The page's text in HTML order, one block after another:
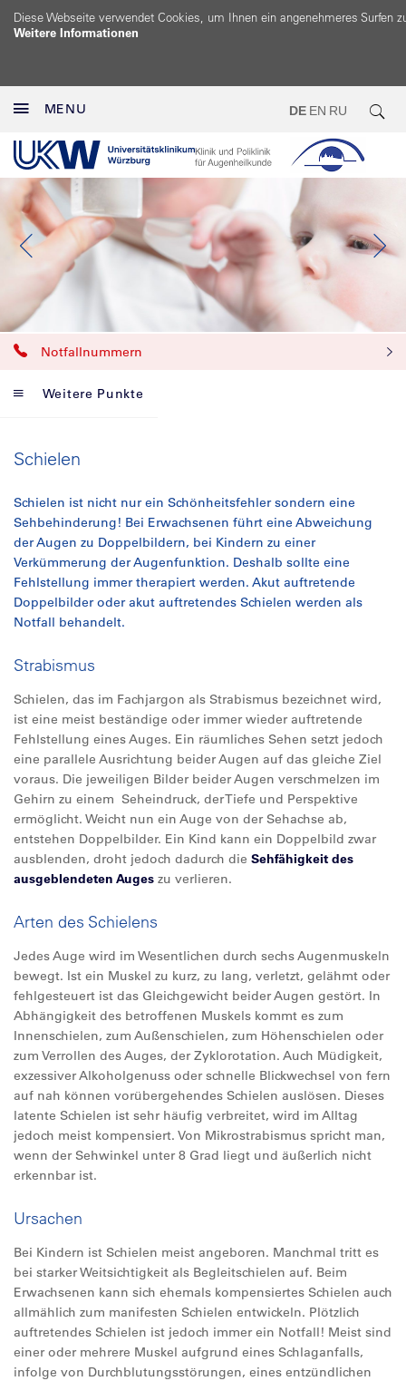
Diese Webseite verwendet Cookies, um Ihnen ein angenehmeres Surfen
Weitere Informationen
MENU DE EN RU
Notfallnummern
Weitere Punkte
Schielen
Schielen ist nicht nur ein Schönheitsfehler sondern eine
Sehbehinderung! Bei Erwachsenen führt eine Abweichung
der Augen zu Doppelbildern, bei Kindern zu einer
Verkümmerung der Augenfunktion. Deshalb sollte eine
Fehlstellung immer therapiert werden. Akut auftretende
Doppelbilder oder akut auftretendes Schielen werden als
Notfall behandelt.
Strabismus
Schielen, das im Fachjargon als Strabismus bezeichnet wird,
ist eine meist beständige oder immer wieder auftretende
Fehlstellung eines Auges. Ein räumliches Sehen setzt jedoch
eine parallele Ausrichtung beider Augen auf das gleiche Ziel
voraus. Die jeweiligen Bilder beider Augen verschmelzen im
Gehirn zu einem Seheindruck, der Tiefe und Perspektive
ermöglicht. Weicht nun ein Auge von der Sehachse ab,
entstehen Doppelbilder. Ein Kind kann ein Doppelbild zwar
ausblenden, droht jedoch dadurch die Sehfähigkeit des
ausgeblendeten Auges zu verlieren.
Arten des Schielens
Jedes Auge wird im Wesentlichen durch sechs Augenmuskeln
bewegt. Ist ein Muskel zu kurz, zu lang, verletzt, gelähmt oder
fehlgesteuert ist das Gleichgewicht beider Augen gestört. In
Abhängigkeit des betroffenen Muskels kommt es zum
Innenschielen, zum Außenschielen, zum Höhenschielen oder
zum Verrollen des Auges, der Zyklorotation. Auch Müdigkeit,
exzessiver Alkoholgenuss oder schnelle Blickwechsel von fern
auf nah können vorübergehendes Schielen auslösen. Dieses
latente Schielen ist sehr häufig verbreitet, wird im Alltag
jedoch meist kompensiert. Von Mikrostrabismus spricht man,
wenn der Sehwinkel unter 8 Grad liegt und äußerlich nicht
erkennbar ist.
Ursachen
Bei Kindern ist Schielen meist angeboren. Manchmal tritt es
bei starker Weitsichtigkeit als Begleitschielen auf. Beim
Erwachsenen kann sich ehemals kompensiertes Schielen auch
allmählich zum manifesten Schielen entwickeln. Plötzlich
auftretendes Schielen ist jedoch immer ein Notfall! Meist sind
einer oder mehrere Muskel aufgrund eines Schlaganfalls,
infolge von Durchblutungsstörungen, eines entzündlichen